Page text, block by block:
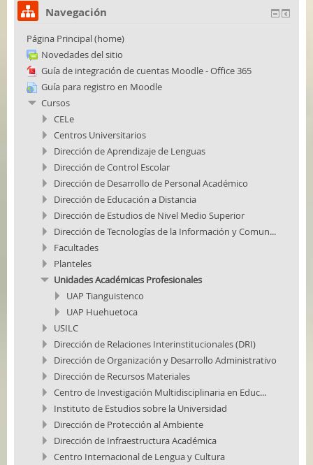
Navegación
Página Principal (home)
Novedades del sitio
Guía de integración de cuentas Moodle - Office 365
Guía para registro en Moodle
Cursos
CELe
Centros Universitarios
Dirección de Aprendizaje de Lenguas
Dirección de Control Escolar
Dirección de Desarrollo de Personal Académico
Dirección de Educación a Distancia
Dirección de Estudios de Nivel Medio Superior
Dirección de Tecnologías de la Información y Comun...
Facultades
Planteles
Unidades Académicas Profesionales
UAP Tianguistenco
UAP Huehuetoca
USILC
Dirección de Relaciones Interinstitucionales (DRI)
Dirección de Organización y Desarrollo Administrativo
Dirección de Recursos Materiales
Centro de Investigación Multidisciplinaria en Educ...
Instituto de Estudios sobre la Universidad
Dirección de Protección al Ambiente
Dirección de Infraestructura Académica
Centro Internacional de Lengua y Cultura